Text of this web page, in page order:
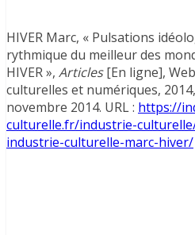
HIVER Marc, « Pulsations
rythmique du meilleur des
HIVER », Articles[En ligne],
culturelles et numériques,
novembre 2014. URL : https://
culturelle.fr/industrie-
industrie-culturelle-marc-hiver/